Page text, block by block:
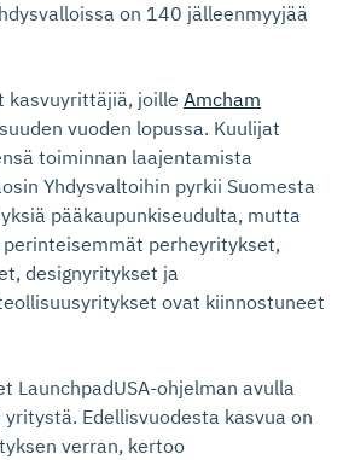
on 140 jälleenmyyjää
kasvuyrittäjiä, joille Amcham
vuoden lopussa. Kuulijat
toiminnan laajentamista
Yhdysvaltoihin pyrkii Suomesta
pääkaupunkiseudulta, mutta
perheyritykset,
designyritykset ja
ovat kiinnostuneet
LaunchpadUSA-ohjelman avulla
Edellisvuodesta kasvua on
verran, kertoo